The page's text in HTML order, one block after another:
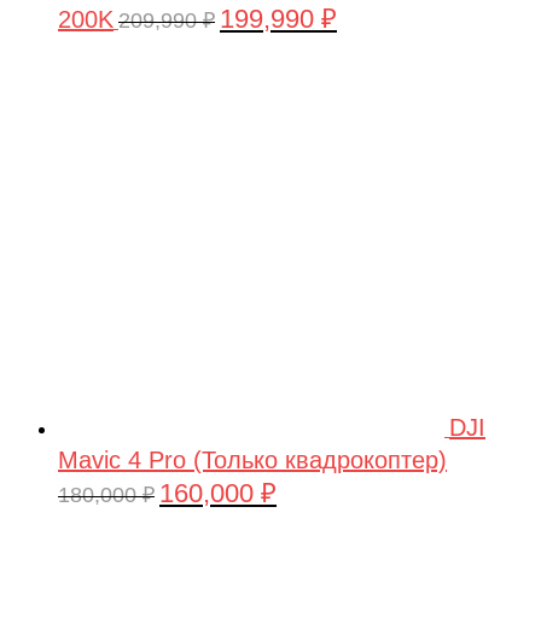
200K 209,990₽ Первоначальная
199,990 ₽
DJI
Mavic 4 Pro (Только квадрокоптер)
180,000₽ Первоначальная
160,000 ₽